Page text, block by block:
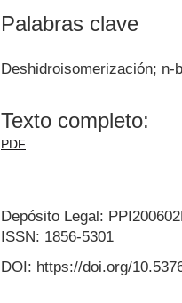
Palabras clave
Deshidroisomerización; n-
Texto completo:
PDF
Depósito Legal:
ISSN: 1856-5301
DOI: https://doi.org/